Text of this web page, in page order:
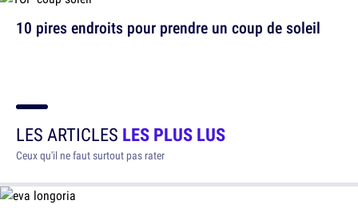
10 pires endroits pour prendre un coup de soleil
LES ARTICLES LES PLUS LUS
Ceux qu'il ne faut surtout pas rater